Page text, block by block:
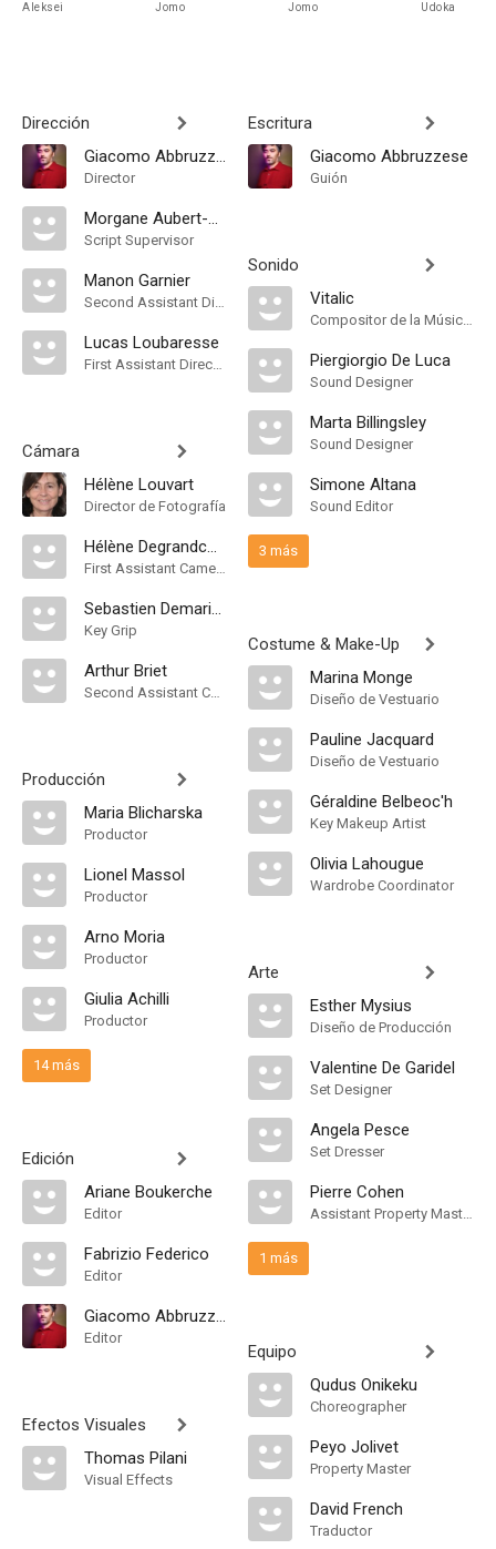
Aleksei Jomo Jomo Udoka
Dirección
Giacomo Abbruzzese
Director
Morgane Aubert-Bourdon
Script Supervisor
Manon Garnier
Second Assistant Director
Lucas Loubaresse
First Assistant Director
Cámara
Hélène Louvart
Director de Fotografía
Hélène Degrandcourt
First Assistant Camera
Sebastien Demarigny
Key Grip
Arthur Briet
Second Assistant Camera
Producción
Maria Blicharska
Productor
Lionel Massol
Productor
Arno Moria
Productor
Giulia Achilli
Productor
14 más
Edición
Ariane Boukerche
Editor
Fabrizio Federico
Editor
Giacomo Abbruzzese
Editor
Efectos Visuales
Thomas Pilani
Visual Effects
Escritura
Giacomo Abbruzzese
Guión
Sonido
Vitalic
Compositor de la Música Original, Música
Piergiorgio De Luca
Sound Designer
Marta Billingsley
Sound Designer
Simone Altana
Sound Editor
3 más
Costume & Make-Up
Marina Monge
Diseño de Vestuario
Pauline Jacquard
Diseño de Vestuario
Géraldine Belbeoc'h
Key Makeup Artist
Olivia Lahougue
Wardrobe Coordinator
Arte
Esther Mysius
Diseño de Producción
Valentine De Garidel
Set Designer
Angela Pesce
Set Dresser
Pierre Cohen
Assistant Property Master
1 más
Equipo
Qudus Onikeku
Choreographer
Peyo Jolivet
Property Master
David French
Traductor